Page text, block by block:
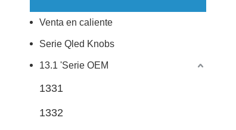
PRODUCTO
Venta en caliente
Serie Qled Knobs
13.1 'Serie OEM
1331
1332